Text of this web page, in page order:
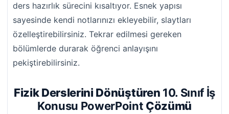
ders hazırlık sürecini kısaltıyor. Esnek yapısı
sayesinde kendi notlarınızı ekleyebilir, slaytları
özelleştirebilirsiniz. Tekrar edilmesi gereken
bölümlerde durarak öğrenci anlayışını
pekiştirebilirsiniz.
Fizik Derslerini Dönüştüren 10. Sınıf İş
Konusu PowerPoint Çözümü